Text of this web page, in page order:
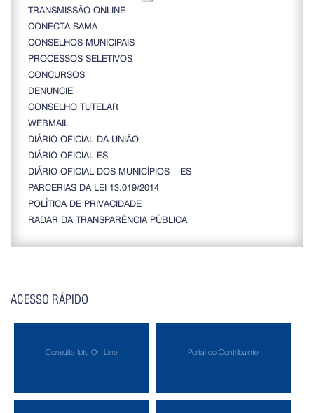
TRANSMISSÃO ONLINE
CONECTA SAMA
CONSELHOS MUNICIPAIS
PROCESSOS SELETIVOS
CONCURSOS
DENUNCIE
CONSELHO TUTELAR
WEBMAIL
DIÁRIO OFICIAL DA UNIÃO
DIÁRIO OFICIAL ES
DIÁRIO OFICIAL DOS MUNICÍPIOS – ES
PARCERIAS DA LEI 13.019/2014
POLÍTICA DE PRIVACIDADE
RADAR DA TRANSPARÊNCIA PÚBLICA
ACESSO RÁPIDO
Consulte Iptu On-Line Portal do Contribuinte